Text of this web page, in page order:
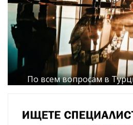
По всем вопросам в